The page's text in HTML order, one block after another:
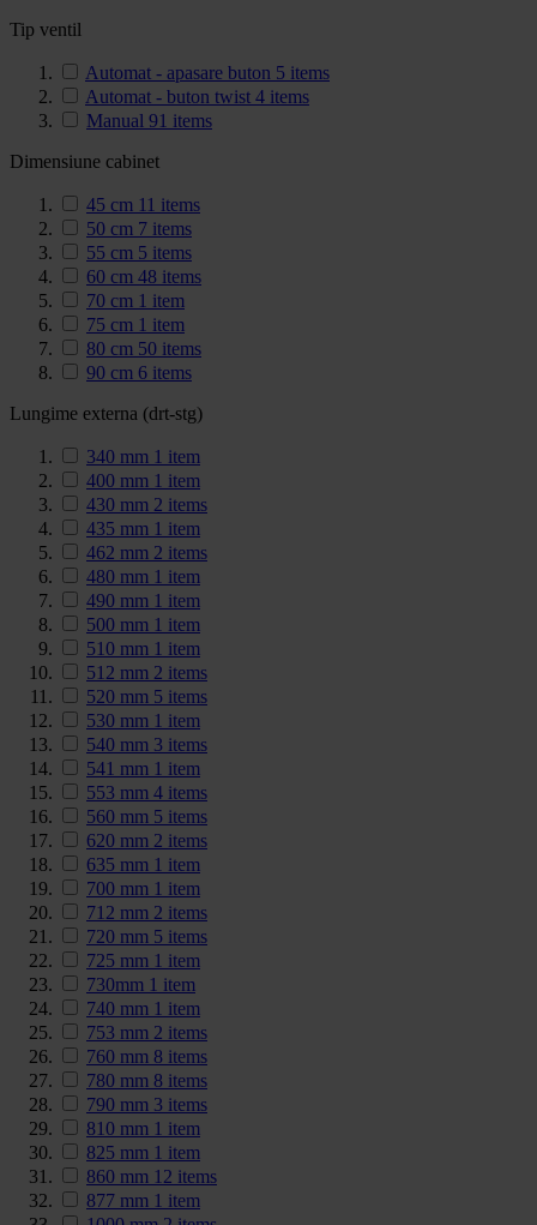
Tip ventil
Automat - apasare buton 5 items
Automat - buton twist 4 items
Manual 91 items
Dimensiune cabinet
45 cm 11 items
50 cm 7 items
55 cm 5 items
60 cm 48 items
70 cm 1 item
75 cm 1 item
80 cm 50 items
90 cm 6 items
Lungime externa (drt-stg)
340 mm 1 item
400 mm 1 item
430 mm 2 items
435 mm 1 item
462 mm 2 items
480 mm 1 item
490 mm 1 item
500 mm 1 item
510 mm 1 item
512 mm 2 items
520 mm 5 items
530 mm 1 item
540 mm 3 items
541 mm 1 item
553 mm 4 items
560 mm 5 items
620 mm 2 items
635 mm 1 item
700 mm 1 item
712 mm 2 items
720 mm 5 items
725 mm 1 item
730mm 1 item
740 mm 1 item
753 mm 2 items
760 mm 8 items
780 mm 8 items
790 mm 3 items
810 mm 1 item
825 mm 1 item
860 mm 12 items
877 mm 1 item